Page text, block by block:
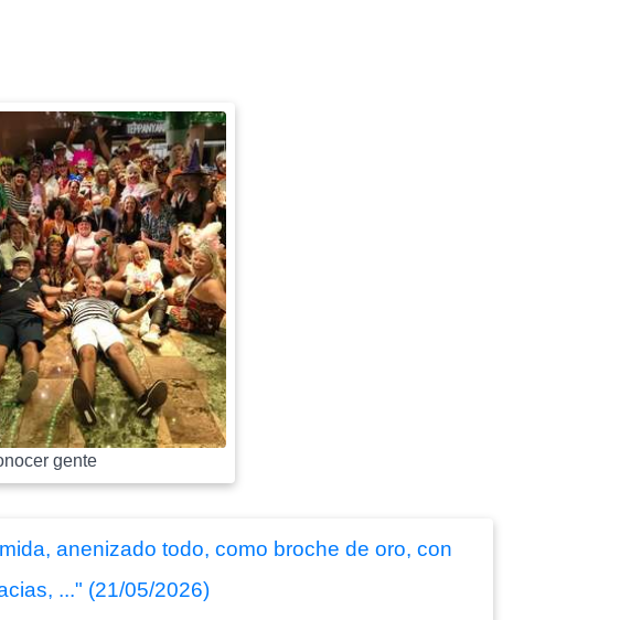
gente
anenizado todo, como broche de oro, con
..." (21/05/2026)